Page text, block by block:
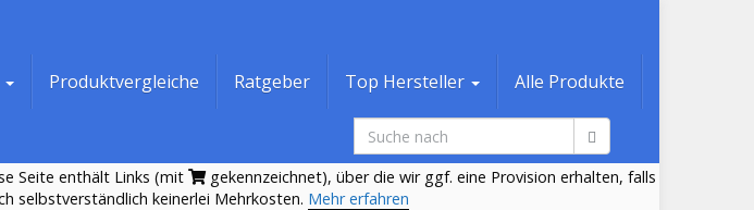
Produktvergleiche Ratgeber Top Hersteller Alle Produkte
Seite enthält Links (mit
gekennzeichnet), über die wir ggf. eine Provision erhalten, falls
selbstverständlich keinerlei Mehrkosten. Mehr erfahren